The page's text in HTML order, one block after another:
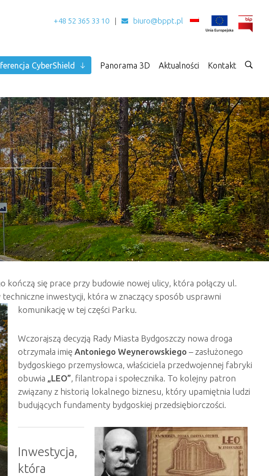
+48 52 365 33 10 biuro@bppt.pl
CyberShield Panorama 3D Aktualności Kontakt
kończą się prace przy budowie nowej ulicy, która połączy ul.
inwestycji, która w znaczący sposób usprawni
komunikację w tej części Parku.
Wczorajszą decyzją Rady Miasta Bydgoszczy nowa droga
otrzymała imię Antoniego Weynerowskiego – zasłużonego
bydgoskiego przemysłowca, właściciela przedwojennej fabryki
obuwia „LEO”, filantropa i społecznika. To kolejny patron
związany z historią lokalnego biznesu, który upamiętnia ludzi
budujących fundamenty bydgoskiej przedsiębiorczości.
Inwestycja,
która